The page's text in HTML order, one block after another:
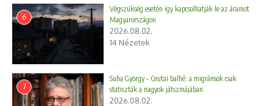
6
Végszükség esetén így kapcsolhatják le az áramot
Magyarországon
2026.08.02.
14 Nézetek
7
Suha György – Ceutai balhé: a migránsok csak
statiszták a nagyok játszmájában
2026.08.02.